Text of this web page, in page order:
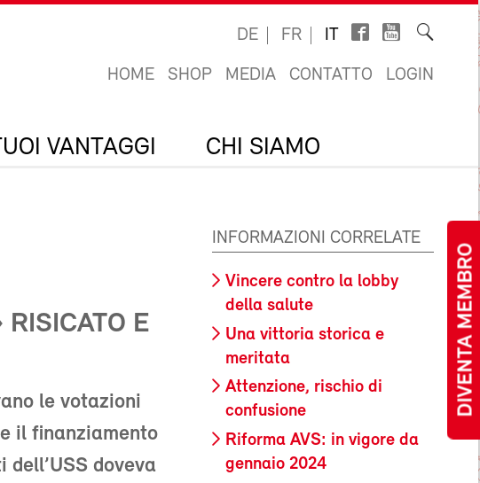
DIVENTA MEMBRO
DE FR IT
HOME SHOP MEDIA CONTATTO LOGIN
VANTAGGI CHI SIAMO
E
le votazioni
il finanziamento
dell’USS doveva
INFORMAZIONI CORRELATE
Vincere contro la lobby
della salute
Una vittoria storica e
meritata
Attenzione, rischio di
confusione
Riforma AVS: in vigore da
gennaio 2024